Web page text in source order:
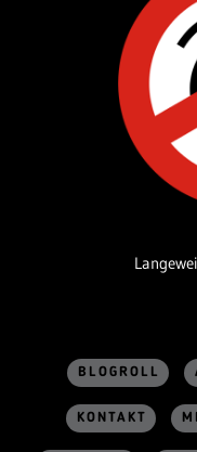
BLOGROLL
KONTAKT